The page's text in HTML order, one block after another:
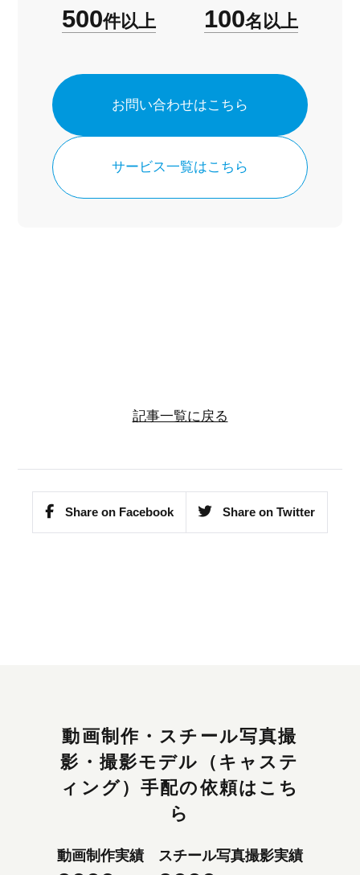
500件以上 100名以上
お問い合わせはこちら
サービス一覧はこちら
記事一覧に戻る
Share on Facebook Share on Twitter
動画制作・スチール写真撮
影・撮影モデル（キャステ
ィング）手配の依頼はこち
ら
動画制作実績 スチール写真撮影実績